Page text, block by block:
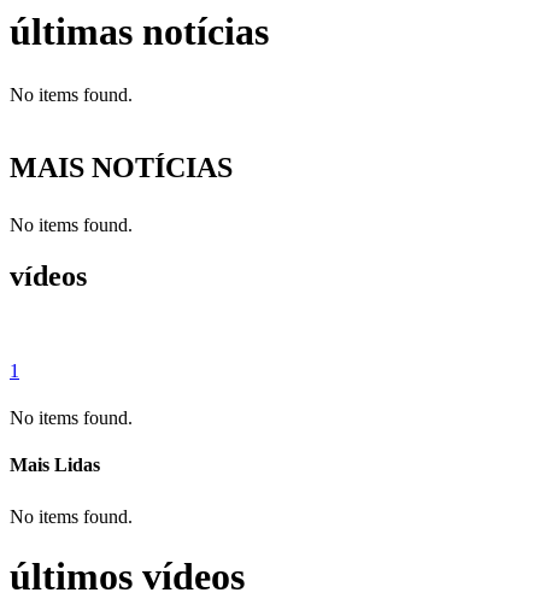
últimas notícias
No items found.
MAIS NOTÍCIAS
No items found.
vídeos
1
No items found.
Mais Lidas
No items found.
últimos vídeos